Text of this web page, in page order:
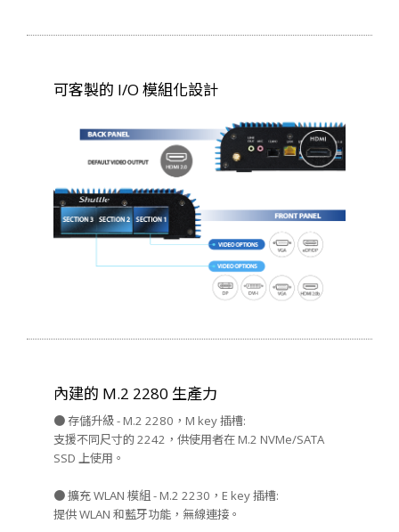
可客製的 I/O 模組化設計
內建的 M.2 2280 生產力
● 存儲升級 - M.2 2280，M key 插槽:
支援不同尺寸的 2242，供使用者在 M.2 NVMe/SATA
SSD 上使用。
● 擴充 WLAN 模組 - M.2 2230，E key 插槽:
提供 WLAN 和藍牙功能，無線連接。